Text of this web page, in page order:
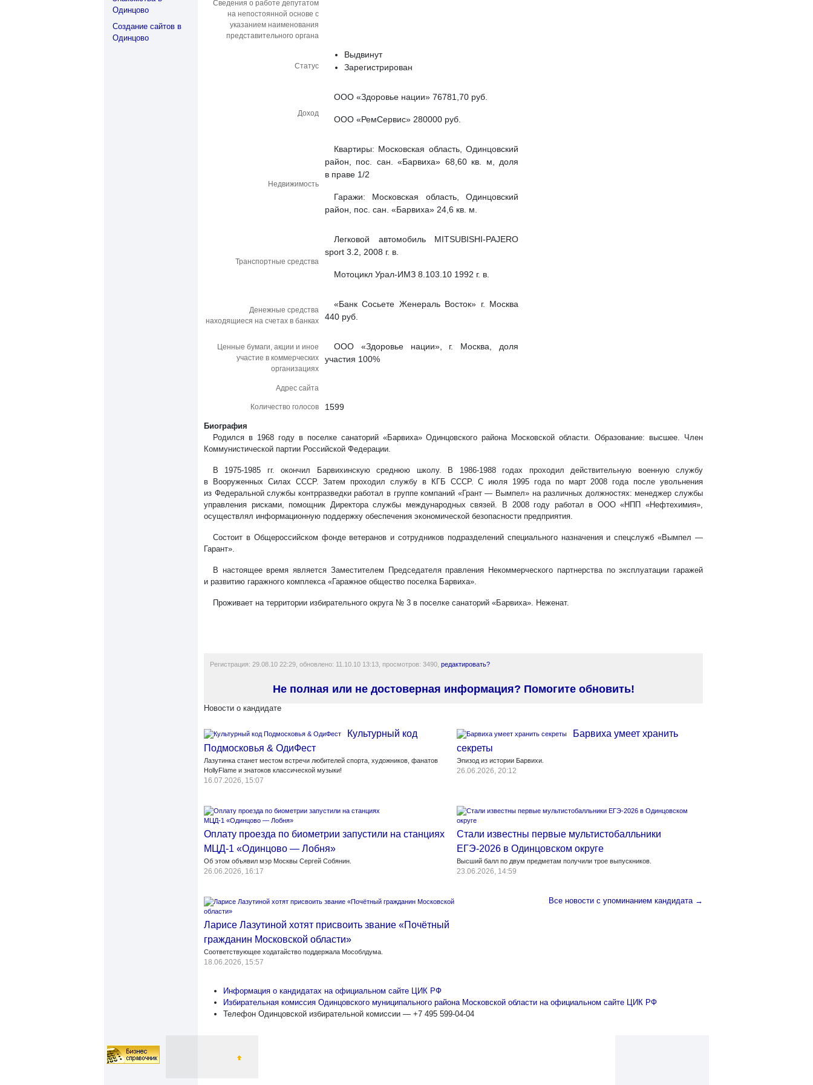
Одинцово
Создание сайтов в
Одинцово
Сведения о работе депутатом
на непостоянной основе с
указанием наименования
представительного органа
Статус
Выдвинут
Зарегистрирован
Доход
ООО «Здоровье нации» 76781,70 руб.
ООО «РемСервис» 280000 руб.
Недвижимость
Квартиры: Московская область, Одинцовский
район, пос. сан. «Барвиха» 68,60 кв. м, доля
в праве 1/2
Гаражи: Московская область, Одинцовский
район, пос. сан. «Барвиха» 24,6 кв. м.
Транспортные средства
Легковой автомобиль MITSUBISHI-PAJERO
sport 3.2, 2008 г. в.
Мотоцикл Урал-ИМЗ 8.103.10 1992 г. в.
Денежные средства
находящиеся на счетах в банках
«Банк Сосьете Женераль Восток» г. Москва
440 руб.
Ценные бумаги, акции и иное
участие в коммерческих
организациях
ООО «Здоровье нации», г. Москва, доля
участия 100%
Адрес сайта
Количество голосов 1599
Биография
Родился в 1968 году в поселке санаторий «Барвиха» Одинцовского района Московской области. Образование: высшее. Член
Коммунистической партии Российской Федерации.
В 1975-1985 гг. окончил Барвихинскую среднюю школу. В 1986-1988 годах проходил действительную военную службу
в Вооруженных Силах СССР. Затем проходил службу в КГБ СССР. С июля 1995 года по март 2008 года после увольнения
из Федеральной службы контрразведки работал в группе компаний «Грант — Вымпел» на различных должностях: менеджер службы
управления рисками, помощник Директора службы международных связей. В 2008 году работал в ООО «НПП «Нефтехимия»,
осуществлял информационную поддержку обеспечения экономической безопасности предприятия.
Состоит в Общероссийском фонде ветеранов и сотрудников подразделений специального назначения и спецслужб «Вымпел —
Гарант».
В настоящее время является Заместителем Председателя правления Некоммерческого партнерства по эксплуатации гаражей
и развитию гаражного комплекса «Гаражное общество поселка Барвиха».
Проживает на территории избирательного округа № 3 в поселке санаторий «Барвиха». Неженат.
Регистрация: 29.08.10 22:29, обновлено: 11.10.10 13:13, просмотров: 3490, редактировать?
Не полная или не достоверная информация? Помогите обновить!
Новости о кандидате
Культурный код
Подмосковья & ОдиФест
Лазутинка станет местом встречи любителей спорта, художников, фанатов
HollyFlame и знатоков классической музыки!
16.07.2026, 15:07
Барвиха умеет хранить
секреты
Эпизод из истории Барвихи.
26.06.2026, 20:12
Оплату проезда по биометрии запустили на станциях
МЦД-1 «Одинцово — Лобня»
Об этом объявил мэр Москвы Сергей Собянин.
26.06.2026, 16:17
Стали известны первые мультистобалльники
ЕГЭ-2026 в Одинцовском округе
Высший балл по двум предметам получили трое выпускников.
23.06.2026, 14:59
Ларисе Лазутиной хотят присвоить звание «Почётный
гражданин Московской области»
Соответствующее ходатайство поддержала Мособлдума.
18.06.2026, 15:57
Все новости с упоминанием кандидата →
Информация о кандидатах на официальном сайте ЦИК РФ
Избирательная комиссия Одинцовского муниципального района Московской области на официальном сайте ЦИК РФ
Телефон Одинцовской избирательной комиссии — +7 495 599-04-04